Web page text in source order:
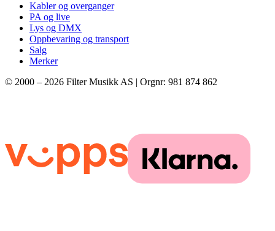
Kabler og overganger
PA og live
Lys og DMX
Oppbevaring og transport
Salg
Merker
© 2000 – 2026 Filter Musikk AS | Orgnr: 981 874 862